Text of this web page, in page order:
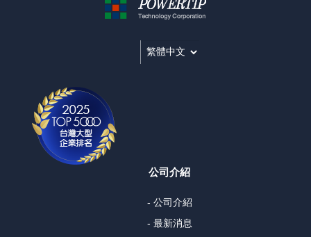
公司介紹
- 公司介紹
- 最新消息